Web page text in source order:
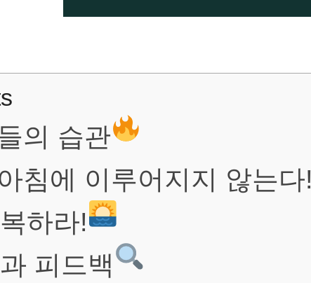
의 습관
침에 이루어지지 않는다!
하라!
피드백